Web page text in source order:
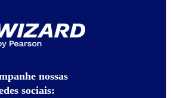
nossas
sociais: